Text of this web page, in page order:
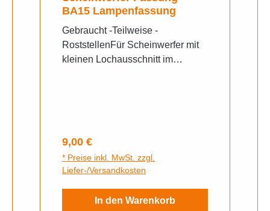
BA15 Lampenfassung
Gebraucht -Teilweise -
RoststellenFür Scheinwerfer mit
kleinen Lochausschnitt im
Regulärer Preis:
9,00 €
* Preise inkl. MwSt. zzgl.
Liefer-/Versandkosten
In den Warenkorb